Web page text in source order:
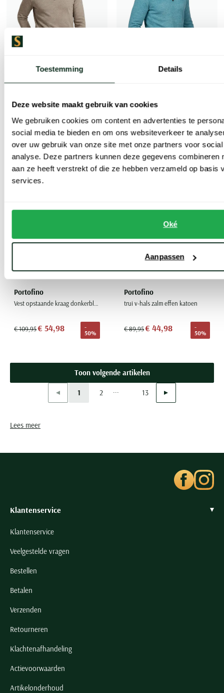
Toestemming Details
Deze website maakt gebruik van cookies
We gebruiken cookies om content en advertenties te
social media te bieden en om ons websiteverkeer te
over uw gebruik van onze site met onze partners voor
analyse. Deze partners kunnen deze gegevens combineren
aan ze heeft verstrekt of die ze hebben verzameld op basis
services.
Oké
Aanpassen
baileys sweater beige katoen
€ 120,95€ 60,48
-
50%
€ 120,95€ 60,48
-
50%
Portofino
Vest opstaande kraag donkerblauw rits effen katoen
€ 109,95€ 54,98
-
50%
Toevoegen aan favorieten
Portofino
trui v-hals zalm effen katoen
€ 89,95€ 44,98
-
50%
Toon volgende artikelen
Vorige
1 2
Page
13 Volgende
Lees meer
Klantenservice
Klantenservice
Veelgestelde vragen
Bestellen
Betalen
Verzenden
Retourneren
Klachtenafhandeling
Actievoorwaarden
Artikelonderhoud